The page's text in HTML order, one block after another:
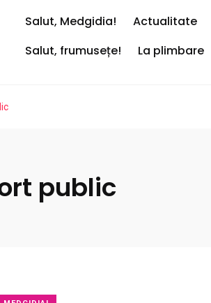
Salut, Medgidia! Actualitate
Salut, frumusețe!
La plimbare
public